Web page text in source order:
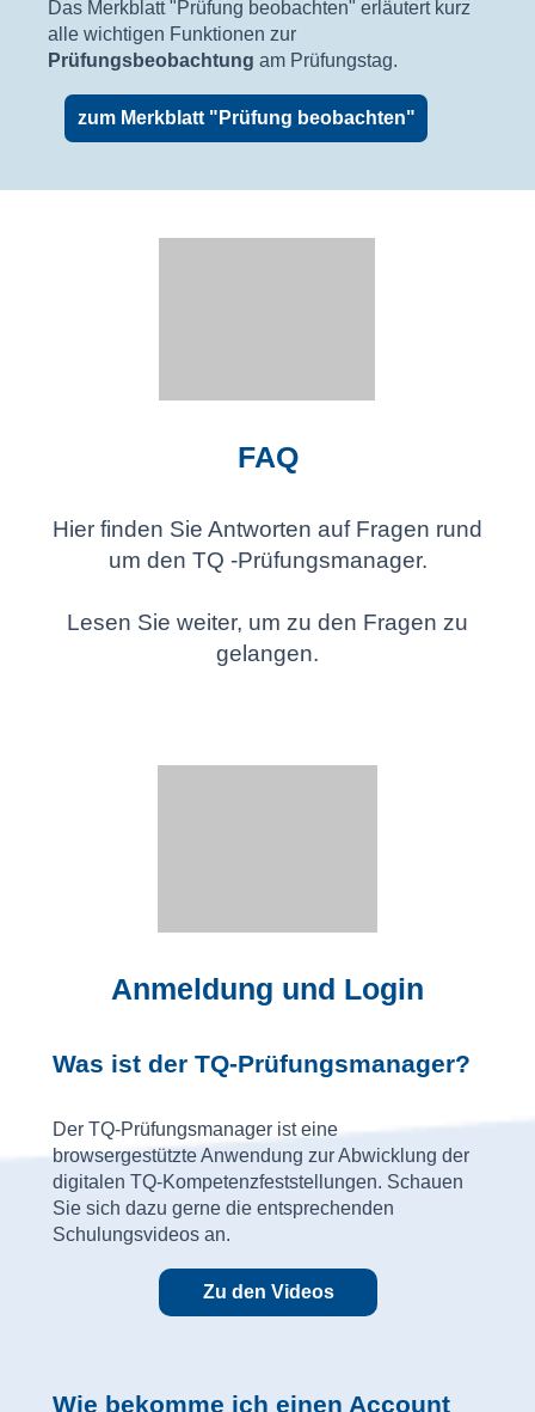
Das Merkblatt "Prüfung beobachten" erläutert kurz
alle wichtigen Funktionen zur
Prüfungsbeobachtung am Prüfungstag.
zum Merkblatt "Prüfung beobachten"
FAQ
Hier finden Sie Antworten auf Fragen rund
um den TQ -Prüfungsmanager.
Lesen Sie weiter, um zu den Fragen zu
gelangen.
Anmeldung und Login
Was ist der TQ-Prüfungsmanager?
Der TQ-Prüfungsmanager ist eine
browsergestützte Anwendung zur Abwicklung der
digitalen TQ-Kompetenzfeststellungen. Schauen
Sie sich dazu gerne die entsprechenden
Schulungsvideos an.
Zu den Videos
Wie bekomme ich einen Account